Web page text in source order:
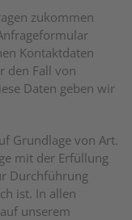
zukommen
Kontaktdaten
den Fall von
Daten geben wir
Grundlage von Art.
mit der Erfüllung
Durchführung
ist. In allen
unserem